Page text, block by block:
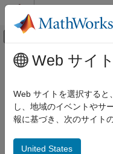
コンテンツへスキップ
オフキャン
ドキュメンテーションのホーム
Data Acquisition Toolbox
TDMS Format Files
reset
メインコンテンツ
reset
Reset TDMS
Since R2022a
Syntax
Web サイ
Web サイトを選択すると
し、地域のイベントやサ
報に基づき、次のサイト
United States